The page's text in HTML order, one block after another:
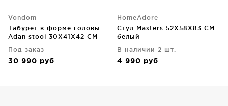
Vondom
Табурет в форме головы
Adan stool 30X41X42 CM
Под заказ
30 990 руб
HomeAdore
Стул Masters 52X58X83 CM
белый
В наличии 2 шт.
4 990 руб